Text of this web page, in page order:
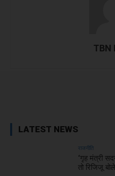
TBN
LATEST NEWS
राजनीति
‘गृह मंत्री
तो रिजिजू